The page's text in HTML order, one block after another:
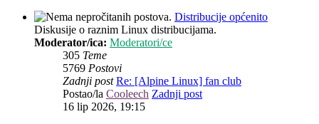
Distribucije općenito
Diskusije o raznim Linux distribucijama.
Moderator/ica: Moderatori/ce
305 Teme
5769 Postovi
Zadnji post Re: [Alpine Linux] fan club
Postao/la Cooleech Zadnji post
16 lip 2026, 19:15